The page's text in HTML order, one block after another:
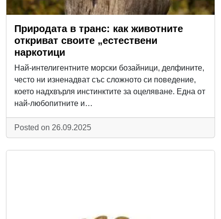
Природата в транс: как животните
откриват своите „естествени
наркотици
Най-интелигентните морски бозайници, делфините,
често ни изненадват със сложното си поведение,
което надхвърля инстинктите за оцеляване. Една от
най-любопитните и…
Posted on 26.09.2025